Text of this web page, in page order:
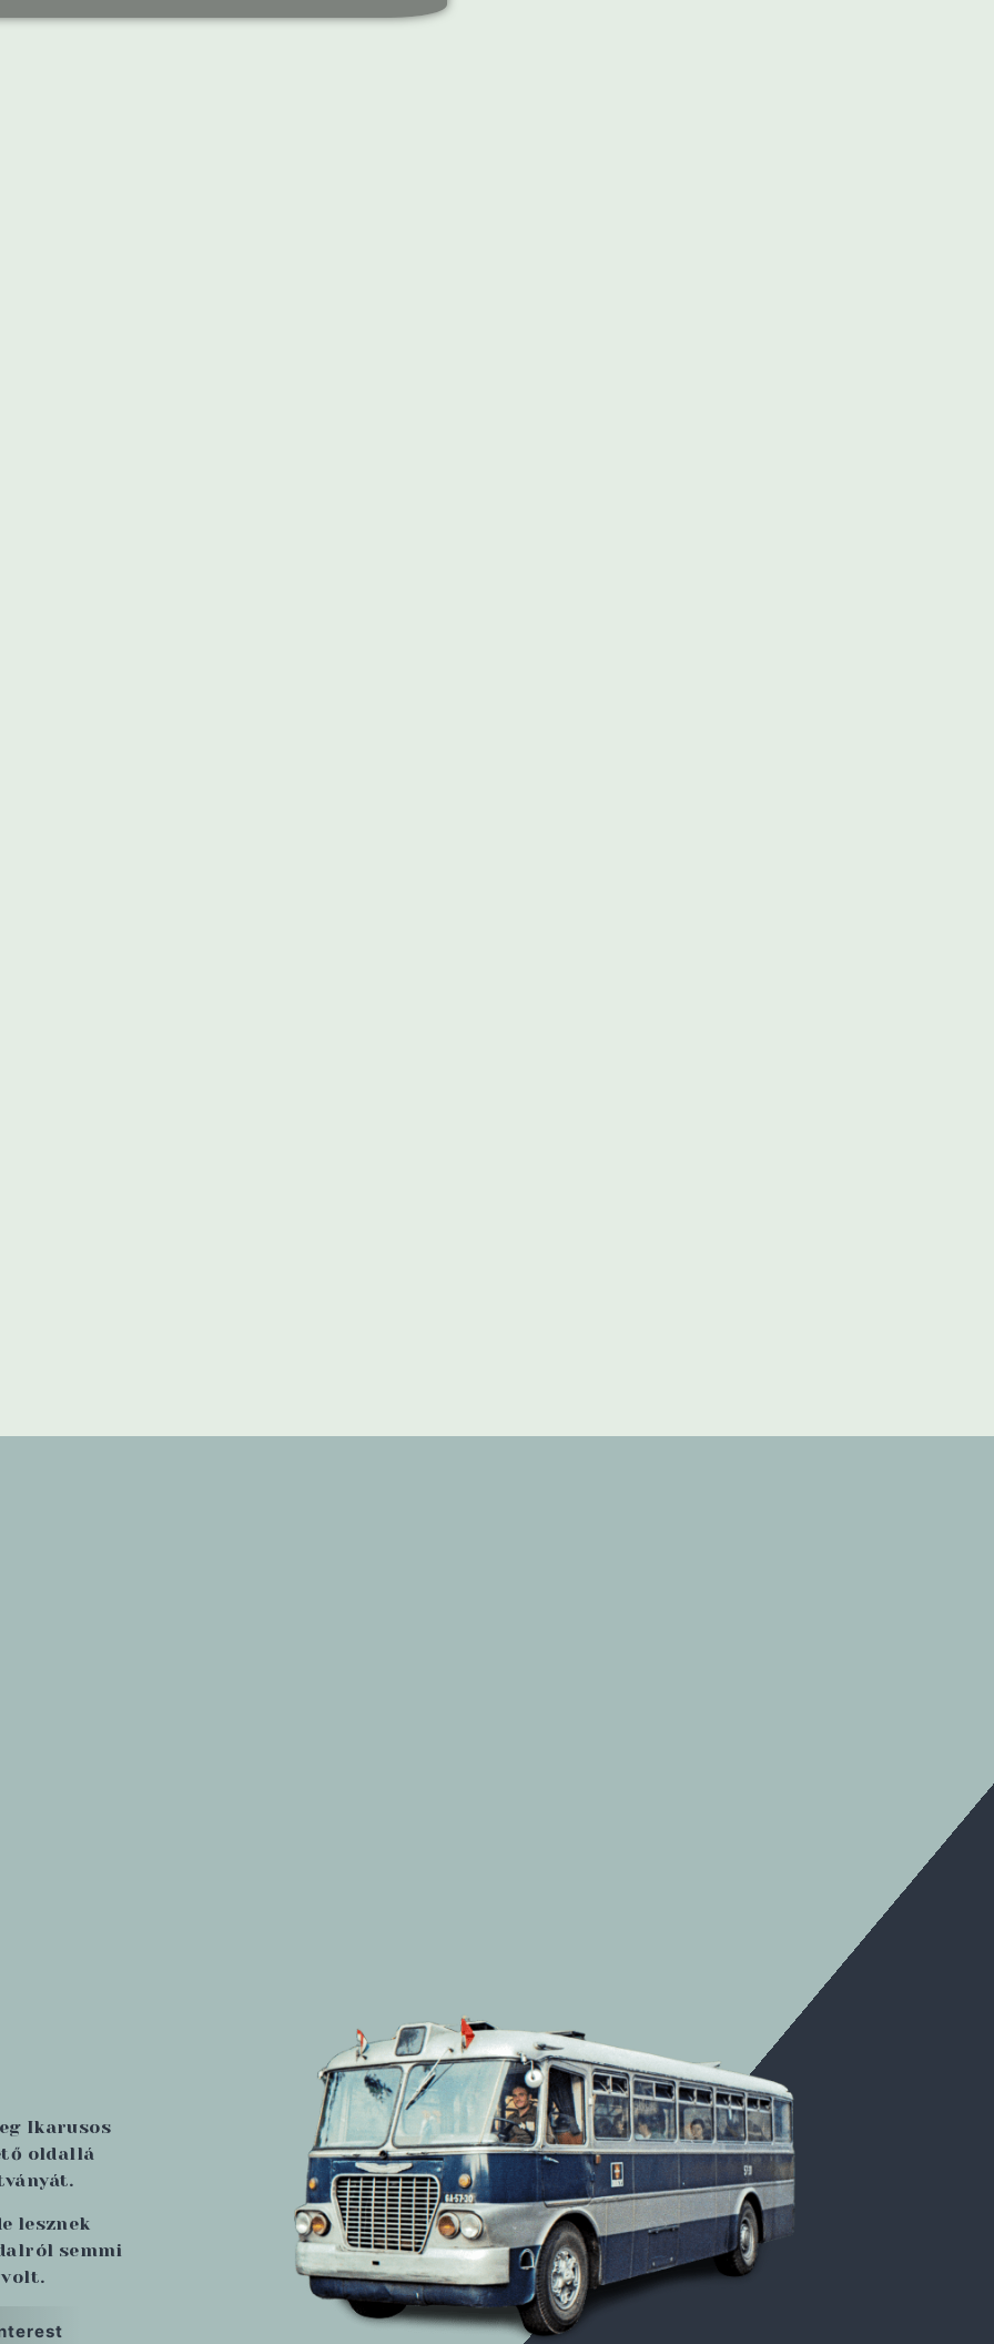
Ikarusos
oldallá
lesznek
semmi